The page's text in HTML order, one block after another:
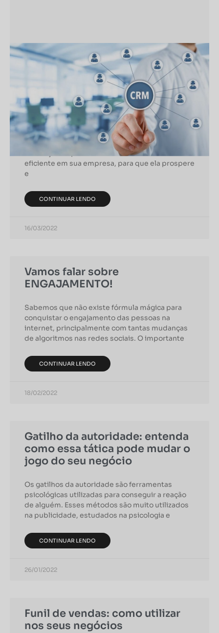
MARKETING DIGITAL
A importância do CRM para seu
negócio
A importância do CRM para seu negócio
Conheça a importância de contar com um CRM
eficiente em sua empresa, para que ela prospere
e
CONTINUAR LENDO
16/03/2022
Vamos falar sobre
ENGAJAMENTO!
Sabemos que não existe fórmula mágica para
conquistar o engajamento das pessoas na
internet, principalmente com tantas mudanças
de algoritmos nas redes sociais. O importante
CONTINUAR LENDO
18/02/2022
Gatilho da autoridade: entenda
como essa tática pode mudar o
jogo do seu negócio
Os gatilhos da autoridade são ferramentas
psicológicas utilizadas para conseguir a reação
de alguém. Esses métodos são muito utilizados
na publicidade, estudados na psicologia e
CONTINUAR LENDO
26/01/2022
Funil de vendas: como utilizar
nos seus negócios